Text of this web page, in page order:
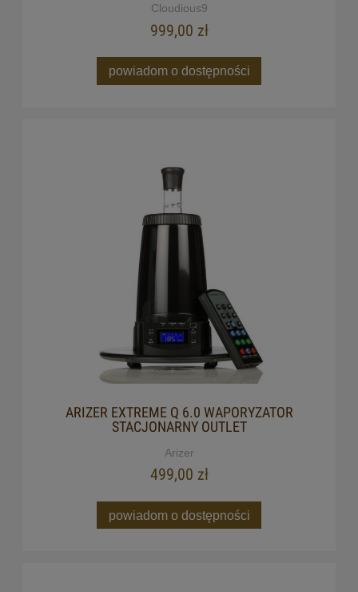
Cloudious9
999,00 zł
powiadom o dostępności
ARIZER EXTREME Q 6.0 WAPORYZATOR
STACJONARNY OUTLET
Arizer
499,00 zł
powiadom o dostępności